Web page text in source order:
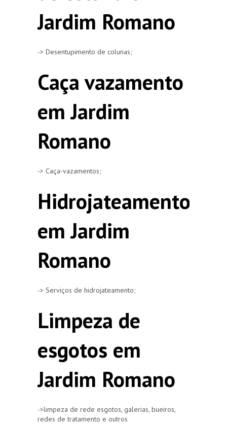
Jardim Romano
-> Desentupimento de colunas;
Caça vazamento
em Jardim
Romano
-> Caça-vazamentos;
Hidrojateamento
em Jardim
Romano
-> Serviços de hidrojateamento;
Limpeza de
esgotos em
Jardim Romano
->limpeza de rede esgotos, galerias, bueiros,
redes de tratamento e outros